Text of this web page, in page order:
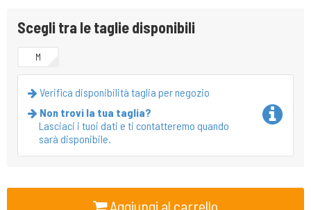
Scegli tra le taglie disponibili
M
Verifica disponibilità taglia per negozio
Non trovi la tua taglia?
Lasciaci i tuoi dati e ti contatteremo quando
sarà disponibile.
Aggiungi al carrello